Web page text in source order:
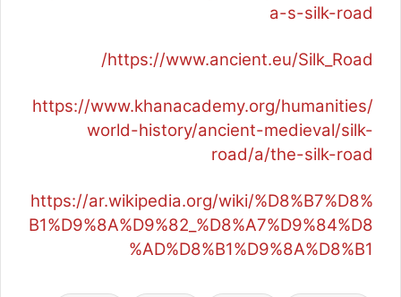
a-s-silk-road
https://www.ancient.eu/Silk_Road/
https://www.khanacademy.org/humanities/
world-history/ancient-medieval/silk-
road/a/the-silk-road
https://ar.wikipedia.org/wiki/%D8%B7%D8%
B1%D9%8A%D9%82_%D8%A7%D9%84%D8
%AD%D8%B1%D9%8A%D8%B1